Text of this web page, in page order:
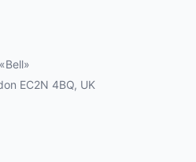
EC2N 4BQ, UK